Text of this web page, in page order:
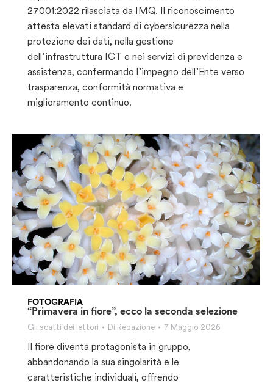
27001:2022 rilasciata da IMQ. Il riconoscimento
attesta elevati standard di cybersicurezza nella
protezione dei dati, nella gestione
dell’infrastruttura ICT e nei servizi di previdenza e
assistenza, confermando l’impegno dell’Ente verso
trasparenza, conformità normativa e
miglioramento continuo.
FOTOGRAFIA
“Primavera in fiore”, ecco la seconda selezione
Gli scatti dei lettori Di Redazione 7 Maggio 2026
Il fiore diventa protagonista in gruppo,
abbandonando la sua singolarità e le
caratteristiche individuali, offrendo